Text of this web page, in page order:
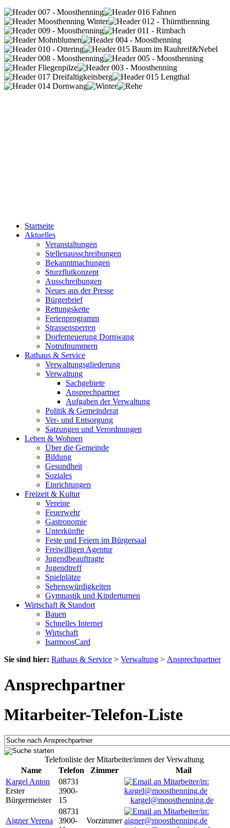
Startseite
Aktuelles
Veranstaltungen
Stellenausschreibungen
Bekanntmachungen
Sturzflutkonzept
Ausschreibungen
Neues aus der Presse
Bürgerbrief
Rettungskette
Ferienprogramm
Strassensperren
Dorferneuerung Dornwang
Notrufnummern
Rathaus & Service
Verwaltungsgliederung
Verwaltung
Sachgebiete
Ansprechpartner
Aufgaben der Verwaltung
Politik & Gemeinderat
Ver- und Entsorgung
Satzungen und Verordnungen
Leben & Wohnen
Über die Gemeinde
Bildung
Gesundheit
Soziales
Einrichtungen
Freizeit & Kultur
Vereine
Feuerwehr
Gastronomie
Unterkünfte
Feste und Feiern im Bürgersaal
Freiwilligen Agentur
Jugendbeauftragte
Jugendtreff
Spielplätze
Sehenswürdigkeiten
Gymnastik und Kinderturnen
Wirtschaft & Standort
Bauen
Schnelles Internet
Wirtschaft
IsarmoosCard
Sie sind hier: Rathaus & Service > Verwaltung > Ansprechpartner
Ansprechpartner
Mitarbeiter-Telefon-Liste
Telefonliste der Mitarbeiter/innen der Verwaltung
Name
Telefon Zimmer
Mail
Kargel Anton
Erster
Bürgermeister
08731
3900-
15
kargel@moosthenning.de
Aigner Verena
08731
3900-
Vorzimmer